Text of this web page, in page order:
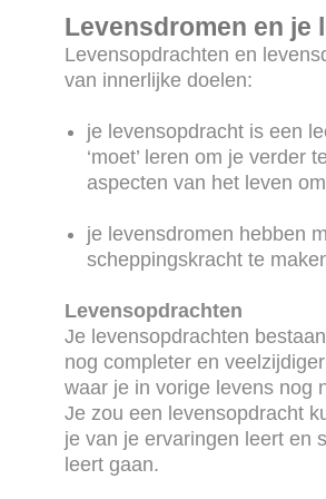
Levensdromen en je
Levensopdrachten en
van innerlijke doelen:
je levensopdracht is een
‘moet’ leren om je verder
aspecten van het leven
je levensdromen hebben
scheppingskracht te
Levensopdrachten
Je levensopdrachten
nog completer en
waar je in vorige levens nog
Je zou een levensopdracht
je van je ervaringen leert en
leert gaan.